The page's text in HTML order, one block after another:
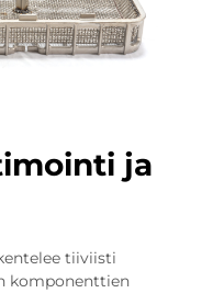
ja
tiiviisti
komponenttien